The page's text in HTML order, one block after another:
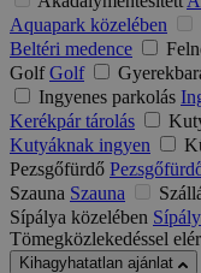
Aquapark közelében
Beltéri medence
Golf Golf
Ingyenes parkolás
Kerékpár tárolás
Kutyáknak ingyen
Pezsgőfürdő
Szauna Szauna
Sípálya közelében
Tömegközlekedéssel
Kihagyhatatlan ajánlat